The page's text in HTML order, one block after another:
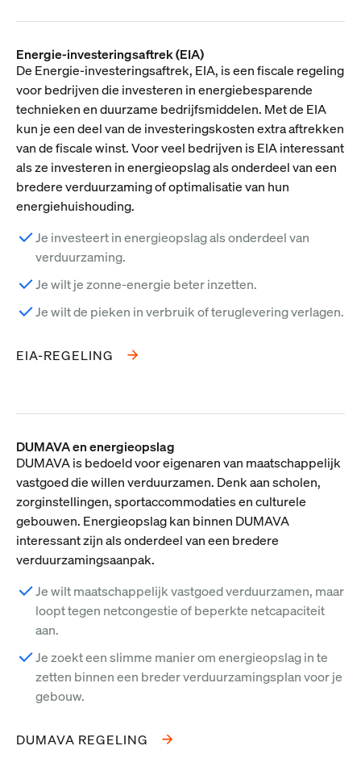
Energie-investeringsaftrek (EIA)
De Energie-investeringsaftrek, EIA, is een fiscale regeling
voor bedrijven die investeren in energiebesparende
technieken en duurzame bedrijfsmiddelen. Met de EIA
kun je een deel van de investeringskosten extra aftrekken
van de fiscale winst. Voor veel bedrijven is EIA interessant
als ze investeren in energieopslag als onderdeel van een
bredere verduurzaming of optimalisatie van hun
energiehuishouding.
Je investeert in energieopslag als onderdeel van
verduurzaming.
Je wilt je zonne-energie beter inzetten.
Je wilt de pieken in verbruik of teruglevering verlagen.
EIA-REGELING
DUMAVA en energieopslag
DUMAVA is bedoeld voor eigenaren van maatschappelijk
vastgoed die willen verduurzamen. Denk aan scholen,
zorginstellingen, sportaccommodaties en culturele
gebouwen. Energieopslag kan binnen DUMAVA
interessant zijn als onderdeel van een bredere
verduurzamingsaanpak.
Je wilt maatschappelijk vastgoed verduurzamen, maar
loopt tegen netcongestie of beperkte netcapaciteit
aan.
Je zoekt een slimme manier om energieopslag in te
zetten binnen een breder verduurzamingsplan voor je
gebouw.
DUMAVA REGELING